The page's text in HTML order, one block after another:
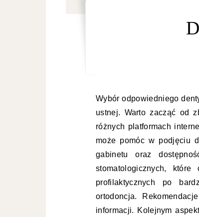
Wybór odpowiedniego
ustnej. Warto zacząć od
różnych platformach
może pomóc w podjęciu
gabinetu oraz
stomatologicznych,
profilaktycznych po
ortodoncja.
informacji. Kolejnym